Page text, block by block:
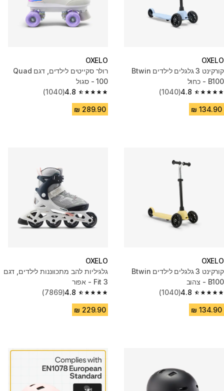
OXELO
קורקינט 3 גלגלים לילדים Btwin
B100 - כחול
4.8
4.8 out of 5 stars from 1040 reviews
(1040)
OXELO
רולר סקייטים לילדים, דגם Quad
100 - סגול
4.8
4.8 out of 5 stars from 1040 reviews
(1040)
OXELO
קורקינט 3 גלגלים לילדים Btwin
B100 - צהוב
4.8
4.8 out of 5 stars from 1040 reviews
(1040)
OXELO
גלגיליות להב מתכווננות לילדים, דגם
Fit 3 - אפור
4.8
4.8 out of 5 stars from 7869 reviews
(7869)